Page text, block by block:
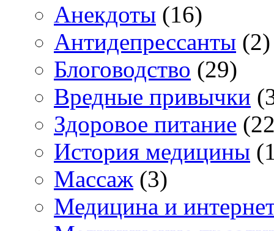
Анекдоты (16)
Антидепрессанты (2)
Блоговодство (29)
Вредные привычки
Здоровое питание
История медицины
Массаж (3)
Медицина и